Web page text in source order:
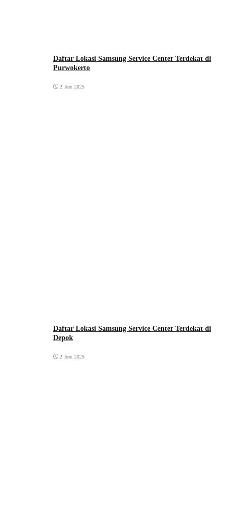
Daftar Lokasi Samsung Service Center Terdekat di
Purwokerto
2 Juni 2025
Daftar Lokasi Samsung Service Center Terdekat di
Depok
2 Juni 2025